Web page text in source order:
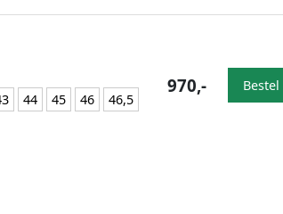
44 45 46
46,5
970,- Bestel